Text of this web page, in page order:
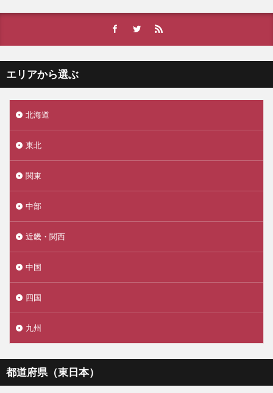
エリアから選ぶ
北海道
東北
関東
中部
近畿・関西
中国
四国
九州
都道府県（東日本）